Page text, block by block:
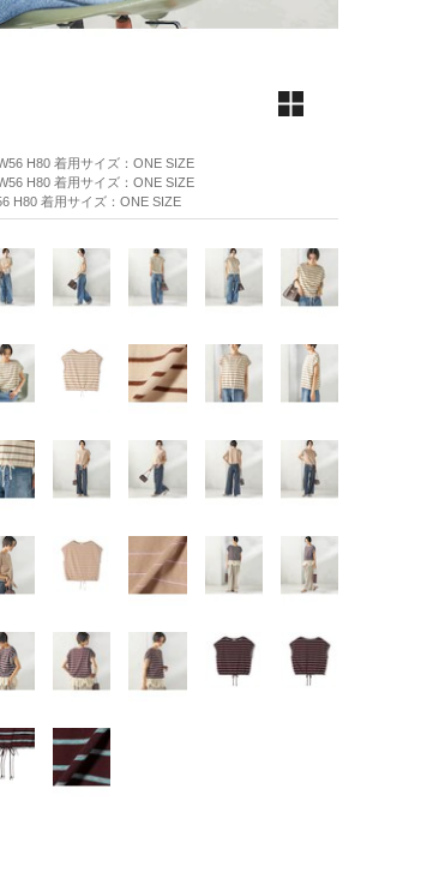
H80 着用サイズ：ONE SIZE
H80 着用サイズ：ONE SIZE
H80 着用サイズ：ONE SIZE